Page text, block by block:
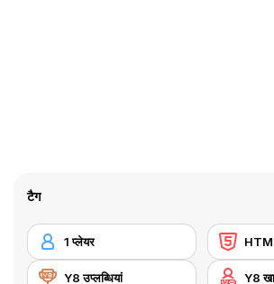
टैग
1 प्लेयर
Y8 उप्लब्धियां Y8